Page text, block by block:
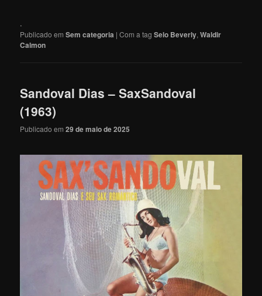
.
Publicado em Sem categoria |Com a tagSelo Beverly,Waldir
Calmon
Sandoval Dias – SaxSandoval
(1963)
Publicado em29 de maio de 2025